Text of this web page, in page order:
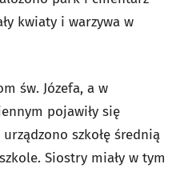
kwiaty i warzywa w
św. Józefa, a w
pojawiły się
szkołę średnią
Siostry miały w tym